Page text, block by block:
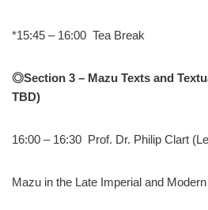
*15:45 – 16:00 Tea Break
◎Section 3 – Mazu Texts and
TBD)
16:00 – 16:30 Prof. Dr. Philip Clart
Mazu in the Late Imperial and